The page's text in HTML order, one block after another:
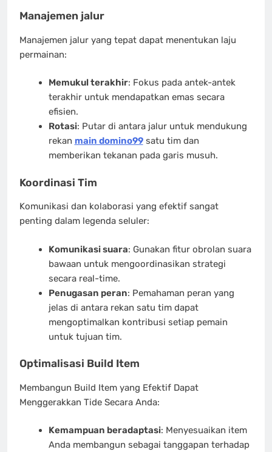
Manajemen jalur
Manajemen jalur yang tepat dapat menentukan laju
permainan:
Memukul terakhir: Fokus pada antek-antek
terakhir untuk mendapatkan emas secara
efisien.
Rotasi: Putar di antara jalur untuk mendukung
rekan main domino99satu tim dan
memberikan tekanan pada garis musuh.
Koordinasi Tim
Komunikasi dan kolaborasi yang efektif sangat
penting dalam legenda seluler:
Komunikasi suara: Gunakan fitur obrolan suara
bawaan untuk mengoordinasikan strategi
secara real-time.
Penugasan peran: Pemahaman peran yang
jelas di antara rekan satu tim dapat
mengoptimalkan kontribusi setiap pemain
untuk tujuan tim.
Optimalisasi Build Item
Membangun Build Item yang Efektif Dapat
Menggerakkan Tide Secara Anda:
Kemampuan beradaptasi: Menyesuaikan item
Anda membangun sebagai tanggapan terhadap